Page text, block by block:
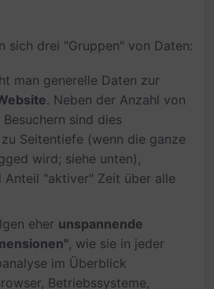
sich drei "Gruppen" von Daten:
man generelle Daten zur
. Neben der Anzahl von
sind dies
Seitentiefe (wenn die ganze
wird; siehe unten),
Anteil "aktiver" Zeit über alle
eher unspannende
, wie sie in jeder
im Überblick
Betriebssysteme,